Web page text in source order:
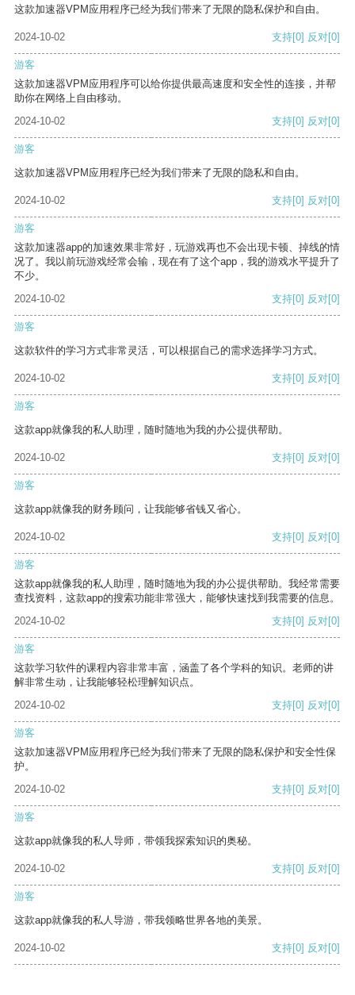
这款加速器VPM应用程序已经为我们带来了无限的隐私保护和自由。
2024-10-02 支持[0] 反对[0]
游客
这款加速器VPM应用程序可以给你提供最高速度和安全性的连接，并帮
助你在网络上自由移动。
2024-10-02
支持[0] 反对[0]
游客
这款加速器VPM应用程序已经为我们带来了无限的隐私和自由。
2024-10-02 支持[0] 反对[0]
游客
这款加速器app的加速效果非常好，玩游戏再也不会出现卡顿、掉线的情
况了。我以前玩游戏经常会输，现在有了这个app，我的游戏水平提升了
不少。
2024-10-02
支持[0] 反对[0]
游客
这款软件的学习方式非常灵活，可以根据自己的需求选择学习方式。
2024-10-02 支持[0] 反对[0]
游客
这款app就像我的私人助理，随时随地为我的办公提供帮助。
2024-10-02 支持[0] 反对[0]
游客
这款app就像我的财务顾问，让我能够省钱又省心。
2024-10-02 支持[0] 反对[0]
游客
这款app就像我的私人助理，随时随地为我的办公提供帮助。我经常需要
查找资料，这款app的搜索功能非常强大，能够快速找到我需要的信息。
2024-10-02
支持[0] 反对[0]
游客
这款学习软件的课程内容非常丰富，涵盖了各个学科的知识。老师的讲
解非常生动，让我能够轻松理解知识点。
2024-10-02
支持[0] 反对[0]
游客
这款加速器VPM应用程序已经为我们带来了无限的隐私保护和安全性保
护。
2024-10-02
支持[0] 反对[0]
游客
这款app就像我的私人导师，带领我探索知识的奥秘。
2024-10-02 支持[0] 反对[0]
游客
这款app就像我的私人导游，带我领略世界各地的美景。
2024-10-02 支持[0] 反对[0]